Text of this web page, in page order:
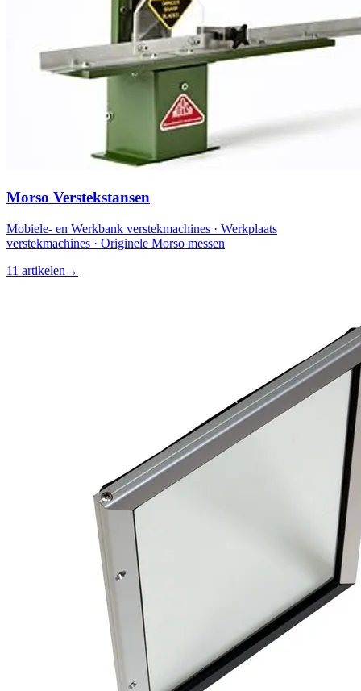
Morso Verstekstansen
Mobiele- en Werkbank verstekmachines · Werkplaats
verstekmachines · Originele Morso messen
11 artikelen →